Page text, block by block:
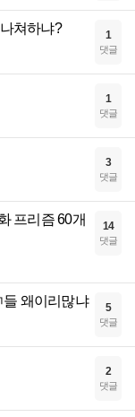
쳐하냐? 1
댓글
1
댓글
3
댓글
프리즘 60개
14
댓글
들 왜이리많냐 5
댓글
2
댓글